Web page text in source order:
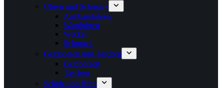
Uhren und Schmuck
Armbanduhren
Wanduhren
Wecker
Schmuck
Geldbörsen und Taschen
Geldbörsen
Taschen
Schule und Büro